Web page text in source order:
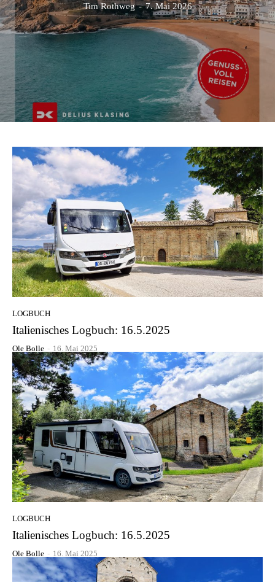
Tim Rothweg - 7. Mai 2026
LOGBUCH
Italienisches Logbuch: 16.5.2025
Ole Bolle - 16. Mai 2025
LOGBUCH
Italienisches Logbuch: 16.5.2025
Ole Bolle - 16. Mai 2025